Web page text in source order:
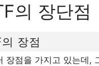
의 장단점
장점
장점을 가지고 있는데,